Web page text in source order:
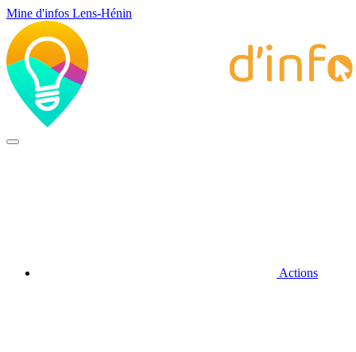
Mine d'infos Lens-Hénin
Actions